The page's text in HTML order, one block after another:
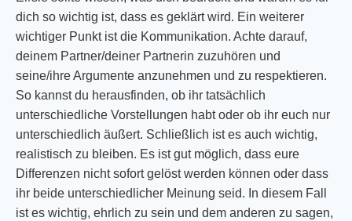
dich so wichtig ist, dass es geklärt wird. Ein weiterer
wichtiger Punkt ist die Kommunikation. Achte darauf,
deinem Partner/deiner Partnerin zuzuhören und
seine/ihre Argumente anzunehmen und zu respektieren.
So kannst du herausfinden, ob ihr tatsächlich
unterschiedliche Vorstellungen habt oder ob ihr euch nur
unterschiedlich äußert. Schließlich ist es auch wichtig,
realistisch zu bleiben. Es ist gut möglich, dass eure
Differenzen nicht sofort gelöst werden können oder dass
ihr beide unterschiedlicher Meinung seid. In diesem Fall
ist es wichtig, ehrlich zu sein und dem anderen zu sagen,